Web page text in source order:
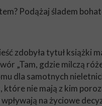
Podążaj śladem
zdobyła tytuł
„Tam, gdzie milczą
dla samotnych
nie mają z kim
na życiowe